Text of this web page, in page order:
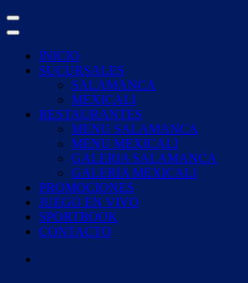
Skip
to
INICIO
SUCURSALES
SALAMANCA
MEXICALI
RESTAURANTES
MENU SALAMANCA
MENU MEXICALI
GALERIA SALAMANCA
GALERIA MEXICALI
PROMOCIONES
JUEGO EN VIVO
SPORTBOOK
CONTACTO